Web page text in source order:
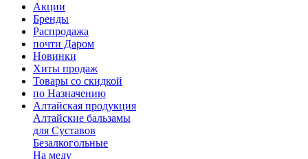
Акции
Бренды
Распродажа
почти Даром
Новинки
Хиты продаж
Товары со скидкой
по Назначению
Алтайская продукция
Алтайские бальзамы
для Суставов
Безалкогольные
На меду